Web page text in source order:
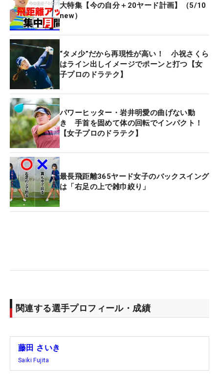
大特集【今の自分＋20ヤード計画】（5/10
new）
“タメ少”だから再現性が高い！ 小祝さくら
はライン出しイメージでポーンと打つ【女
子プロのドラテク】
パワーヒッター・岩井明愛の曲げない動
き 手首を固めて体の回転でインパクト！
【女子プロのドラテク】
最長飛距離365ヤード女子のバックスイング
は「右足の上で雑巾絞り」
関連する選手プロフィール・成績
藤田 さいき
Saiki Fujita